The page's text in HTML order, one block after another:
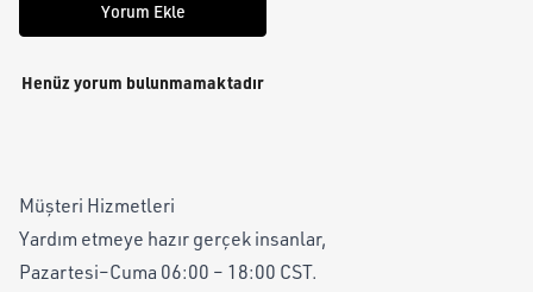
Yorum Ekle
Henüz yorum bulunmamaktadır
Müşteri Hizmetleri
Yardım etmeye hazır gerçek insanlar,
Pazartesi–Cuma 06:00 – 18:00 CST.